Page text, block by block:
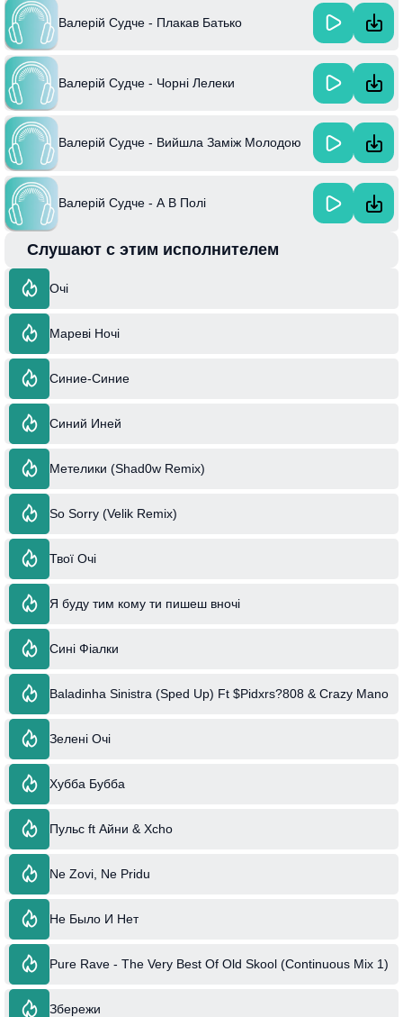
Валерій Судче - Плакав Батько
Валерій Судче - Чорні Лелеки
Валерій Судче - Вийшла Заміж Молодою
Валерій Судче - А В Полі
Слушают с этим исполнителем
Очі
Мареві Ночі
Синие-Синие
Синий Иней
Метелики (Shad0w Remix)
So Sorry (Velik Remix)
Твої Очі
Я буду тим кому ти пишеш вночі
Сині Фіалки
Baladinha Sinistra (Sped Up) Ft $Pidxrs?808 & Crazy Mano
Зелені Очі
Хубба Бубба
Пульс ft Айни & Xcho
Ne Zovi, Ne Pridu
Не Было И Нет
Pure Rave - The Very Best Of Old Skool (Continuous Mix 1)
Збережи